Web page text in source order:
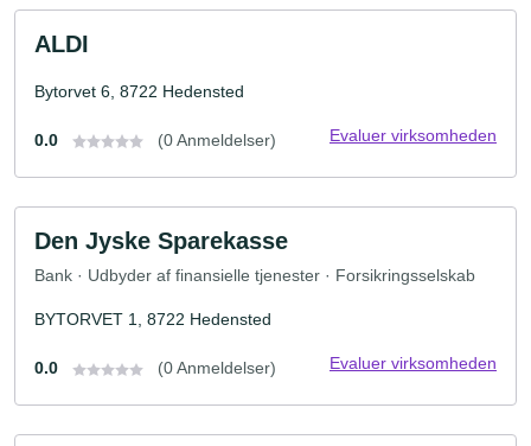
ALDI
Bytorvet 6, 8722 Hedensted
0.0 (0 Anmeldelser) Evaluer virksomheden
Den Jyske Sparekasse
Bank · Udbyder af finansielle tjenester · Forsikringsselskab
BYTORVET 1, 8722 Hedensted
0.0 (0 Anmeldelser) Evaluer virksomheden